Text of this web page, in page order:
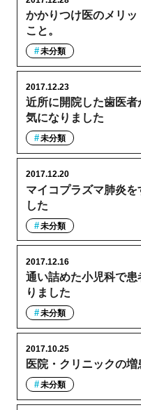
かかりつけ医のメリ
こと。
未分類
近所に開院した歯医
気になりました
2017.12.23
未分類
マイコプラズマ肺炎
した
2017.12.20
未分類
通い詰めた小児科で
りました
2017.12.16
未分類
医院・クリニックの
2017.10.25
未分類